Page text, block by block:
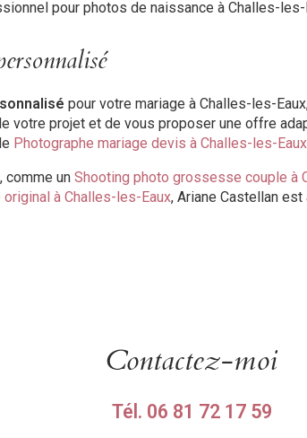
pour photos de naissance à Challes-les-
pour votre mariage à Challes-les-
votre projet et de vous proposer une offre
Photographe mariage devis à Challes-les-Eaux
comme un Shooting photo grossesse couple à
à Challes-les-Eaux, Ariane Castellan
Contactez-moi
Tél. 06 81 72 17 59